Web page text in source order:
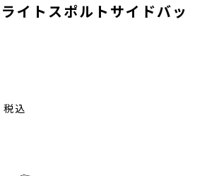
イトスポルトサイドバッ
税込